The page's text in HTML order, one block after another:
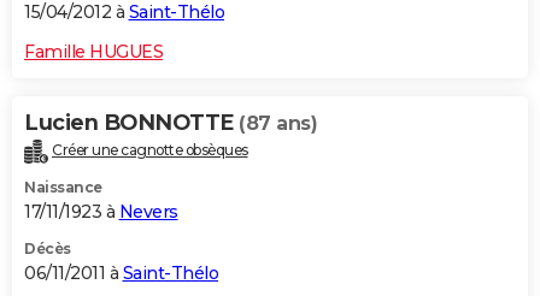
15/04/2012 à Saint-Thélo
Famille HUGUES
Lucien BONNOTTE (87 ans)
Créer une cagnotte obsèques
Naissance
17/11/1923 à Nevers
Décès
06/11/2011 à Saint-Thélo